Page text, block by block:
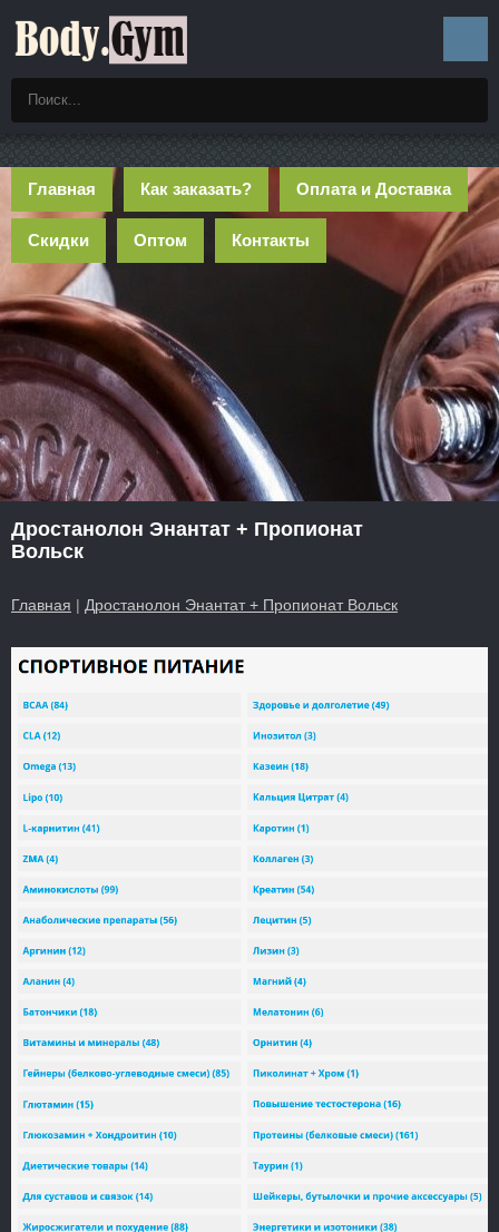
Главная Как заказать? Оплата и Доставка
Скидки Оптом Контакты
Дростанолон Энантат + Пропионат
Вольск
Главная | Дростанолон Энантат + Пропионат Вольск